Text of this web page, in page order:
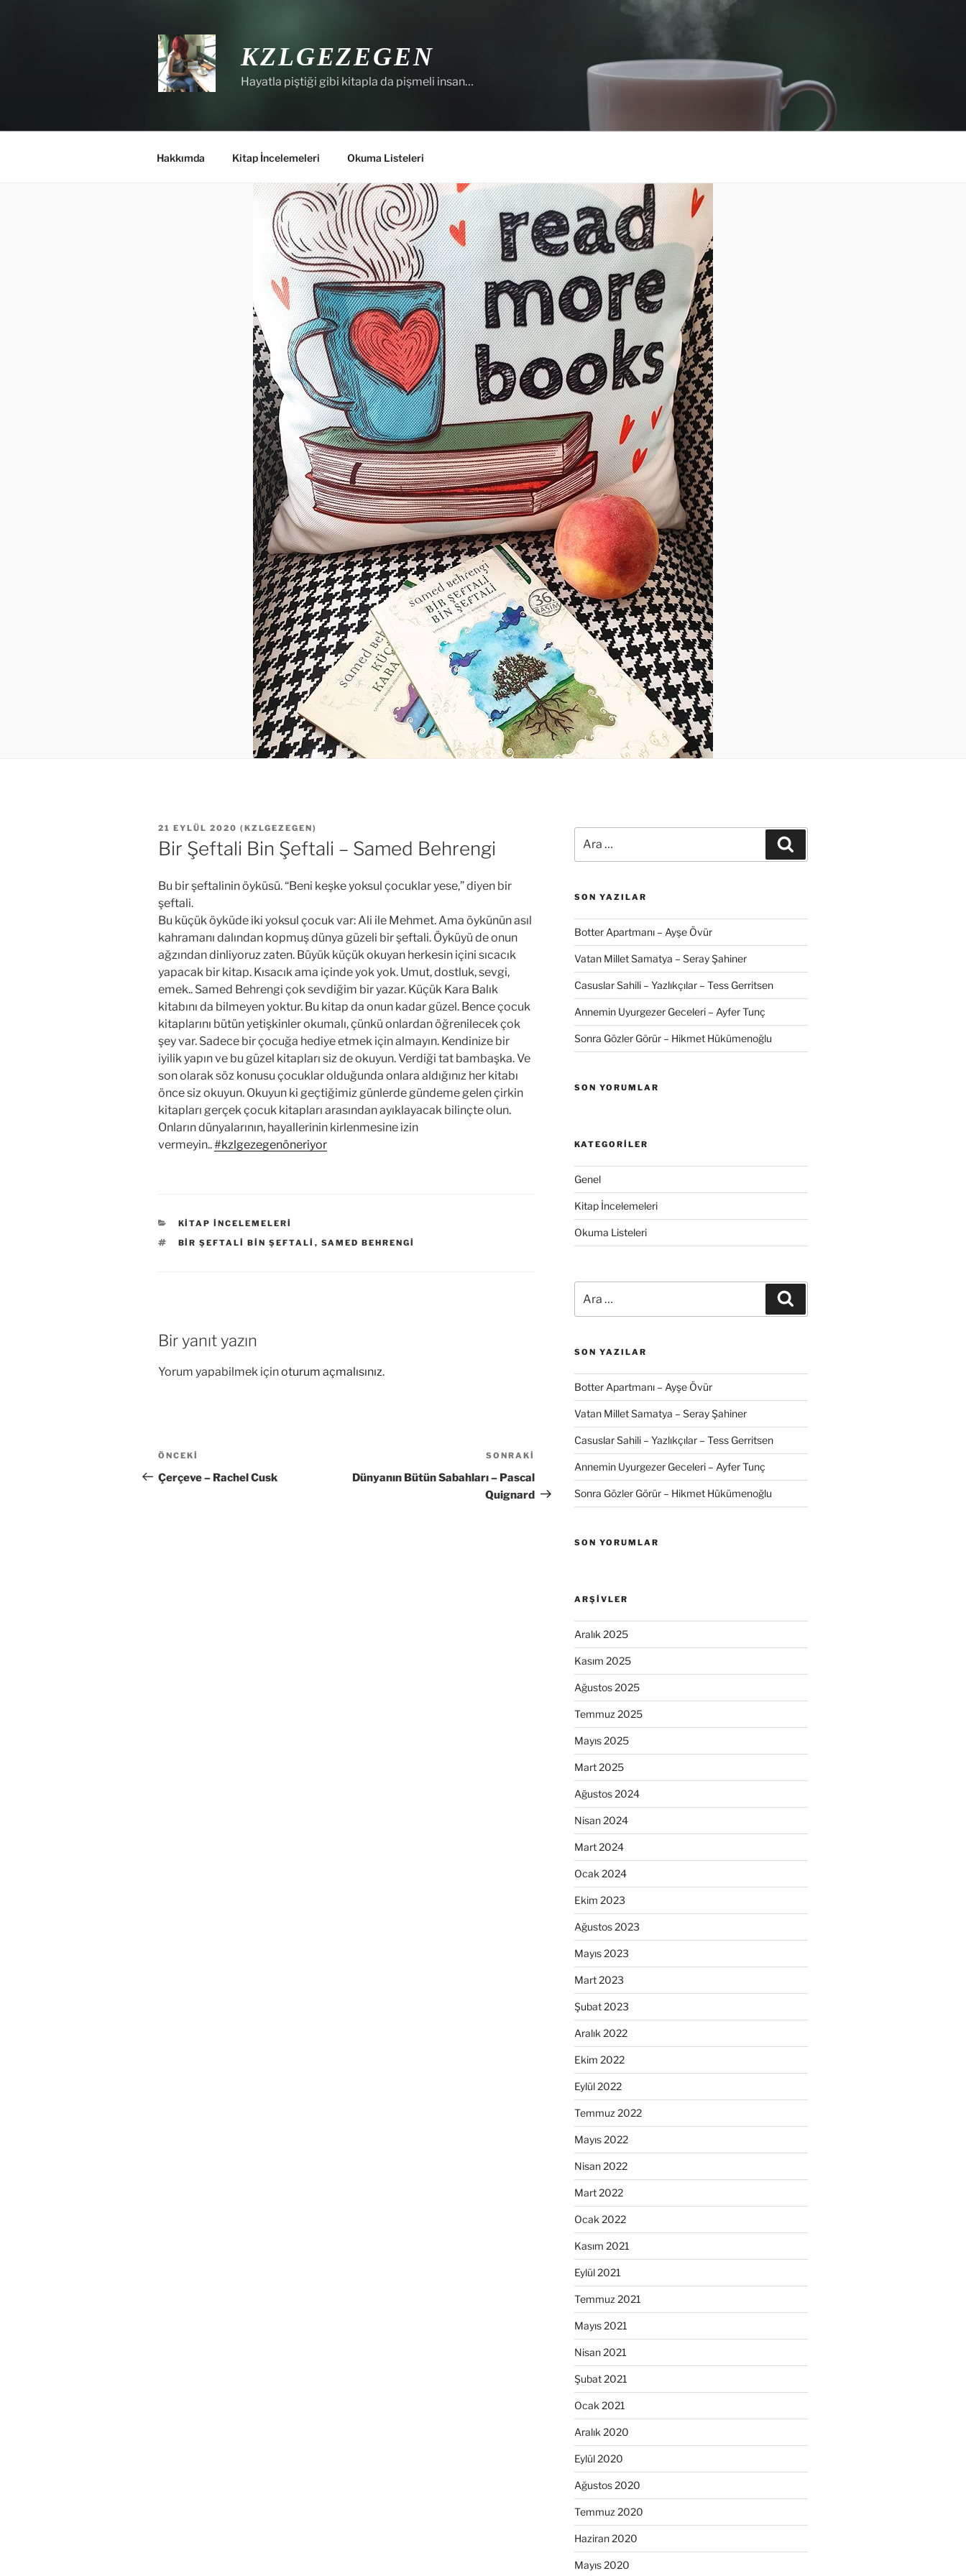
KZLGEZEGEN
Hayatla piştiği gibi kitapla da pişmeli insan…
Hakkımda Kitap İncelemeleri Okuma Listeleri
YAYIM
TARIHI
21 EYLÜL 2020 ( KZLGEZEGEN)
Bir Şeftali Bin Şeftali – Samed Behrengi
Bu bir şeftalinin öyküsü. “Beni keşke yoksul çocuklar yese,” diyen bir
şeftali.
Bu küçük öyküde iki yoksul çocuk var: Ali ile Mehmet. Ama öykünün asıl
kahramanı dalından kopmuş dünya güzeli bir şeftali. Öyküyü de onun
ağzından dinliyoruz zaten. Büyük küçük okuyan herkesin içini sıcacık
yapacak bir kitap. Kısacık ama içinde yok yok. Umut, dostluk, sevgi,
emek.. Samed Behrengi çok sevdiğim bir yazar. Küçük Kara Balık
kitabını da bilmeyen yoktur. Bu kitap da onun kadar güzel. Bence çocuk
kitaplarını bütün yetişkinler okumalı, çünkü onlardan öğrenilecek çok
şey var. Sadece bir çocuğa hediye etmek için almayın. Kendinize bir
iyilik yapın ve bu güzel kitapları siz de okuyun. Verdiği tat bambaşka. Ve
son olarak söz konusu çocuklar olduğunda onlara aldığınız her kitabı
önce siz okuyun. Okuyun ki geçtiğimiz günlerde gündeme gelen çirkin
kitapları gerçek çocuk kitapları arasından ayıklayacak bilinçte olun.
Onların dünyalarının, hayallerinin kirlenmesine izin
vermeyin..#kzlgezegenöneriyor
KATEGORILER
KITAP İNCELEMELERI
ETIKETLER
BIR ŞEFTALI BIN ŞEFTALI , SAMED BEHRENGI
Bir yanıt yazın
Yorum yapabilmek içinoturum açmalısınız.
Yazı
gezinmesi
Önceki
Yazı
ÖNCEKI
Çerçeve – Rachel Cusk
Sonraki
Yazı
SONRAKI
Dünyanın Bütün Sabahları – Pascal
Quignard
SON YAZILAR
Botter Apartmanı – Ayşe Övür
Vatan Millet Samatya – Seray Şahiner
Casuslar Sahili – Yazlıkçılar – Tess Gerritsen
Annemin Uyurgezer Geceleri – Ayfer Tunç
Sonra Gözler Görür – Hikmet Hükümenoğlu
SON YORUMLAR
KATEGORILER
Genel
Kitap İncelemeleri
Okuma Listeleri
SON YAZILAR
Botter Apartmanı – Ayşe Övür
Vatan Millet Samatya – Seray Şahiner
Casuslar Sahili – Yazlıkçılar – Tess Gerritsen
Annemin Uyurgezer Geceleri – Ayfer Tunç
Sonra Gözler Görür – Hikmet Hükümenoğlu
SON YORUMLAR
ARŞIVLER
Aralık 2025
Kasım 2025
Ağustos 2025
Temmuz 2025
Mayıs 2025
Mart 2025
Ağustos 2024
Nisan 2024
Mart 2024
Ocak 2024
Ekim 2023
Ağustos 2023
Mayıs 2023
Mart 2023
Şubat 2023
Aralık 2022
Ekim 2022
Eylül 2022
Temmuz 2022
Mayıs 2022
Nisan 2022
Mart 2022
Ocak 2022
Kasım 2021
Eylül 2021
Temmuz 2021
Mayıs 2021
Nisan 2021
Şubat 2021
Ocak 2021
Aralık 2020
Eylül 2020
Ağustos 2020
Temmuz 2020
Haziran 2020
Mayıs 2020